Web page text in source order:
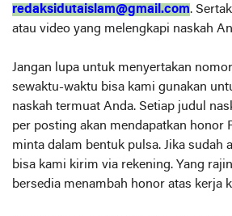
redaksidutaislam@gmail.com.
atau video yang melengkapi naskah
Jangan lupa untuk menyertakan
sewaktu-waktu bisa kami gunakan
naskah termuat Anda. Setiap judul
per posting akan mendapatkan honor
minta dalam bentuk pulsa. Jika sudah
bisa kami kirim via rekening. Yang
bersedia menambah honor atas kerja